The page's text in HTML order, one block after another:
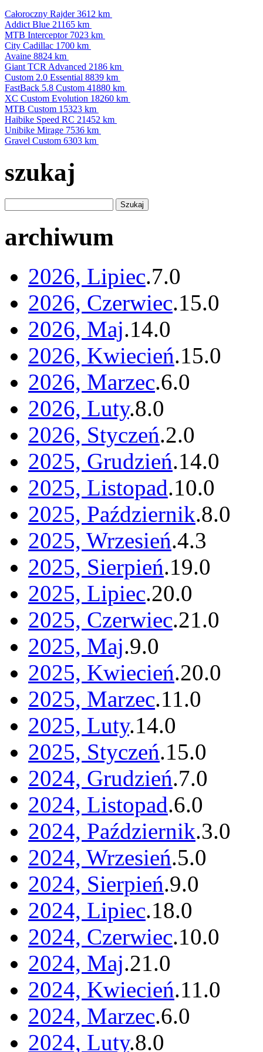
Całoroczny Rajder3612 km
Addict Blue 21165 km
MTB Interceptor 7023 km
City Cadillac 1700 km
Avaine 8824 km
Giant TCR Advanced 2186 km
Custom 2.0 Essential 8839 km
FastBack 5.8 Custom 41880 km
XC Custom Evolution 18260 km
MTB Custom 15323 km
Haibike Speed RC 21452 km
Unibike Mirage 7536 km
Gravel Custom 6303 km
szukaj
archiwum
2026, Lipiec.7.0
2026, Czerwiec.15.0
2026, Maj.14.0
2026, Kwiecień.15.0
2026, Marzec.6.0
2026, Luty.8.0
2026, Styczeń.2.0
2025, Grudzień.14.0
2025, Listopad.10.0
2025, Październik.8.0
2025, Wrzesień.4.3
2025, Sierpień.19.0
2025, Lipiec.20.0
2025, Czerwiec.21.0
2025, Maj.9.0
2025, Kwiecień.20.0
2025, Marzec.11.0
2025, Luty.14.0
2025, Styczeń.15.0
2024, Grudzień.7.0
2024, Listopad.6.0
2024, Październik.3.0
2024, Wrzesień.5.0
2024, Sierpień.9.0
2024, Lipiec.18.0
2024, Czerwiec.10.0
2024, Maj.21.0
2024, Kwiecień.11.0
2024, Marzec.6.0
2024, Luty.8.0